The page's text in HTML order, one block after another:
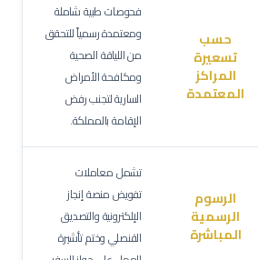
حسب
تسعيرة
المراكز
المعتمدة
فحوصات طبية شاملة
ومعتمدة رسمياً للتحقق
من اللياقة الصحية
ومكافحة الأمراض
السارية لتجنب رفض
الإقامة بالمملكة.
الرسوم
الرسمية
المباشرة
تشمل معاملات
تفويض منصة إنجاز
الإلكترونية والتصديق
القنصلي وختم تأشيرة